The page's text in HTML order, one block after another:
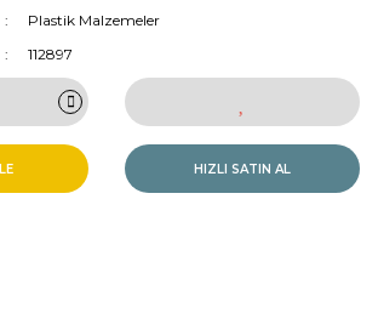
Plastik Malzemeler
112897
HIZLI SATIN AL